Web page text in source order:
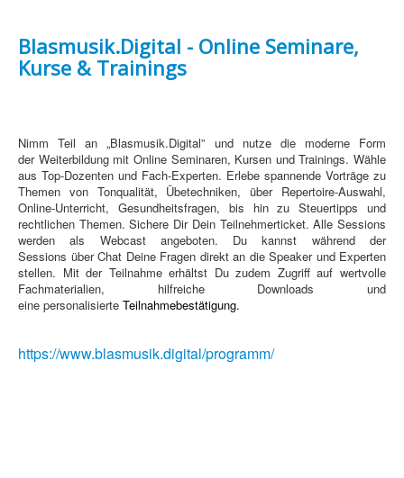
Blasmusik.Digital - Online Seminare,
Kurse & Trainings
Nimm Teil an „Blasmusik.Digital” und nutze die moderne Form
der Weiterbildung mit Online Seminaren, Kursen und Trainings. Wähle
aus Top-Dozenten und Fach-Experten. Erlebe spannende Vorträge zu
Themen von Tonqualität, Übetechniken, über Repertoire-Auswahl,
Online-Unterricht, Gesundheitsfragen, bis hin zu Steuertipps und
rechtlichen Themen. Sichere Dir Dein Teilnehmerticket. Alle Sessions
werden als Webcast angeboten. Du kannst während der
Sessions über Chat Deine Fragen direkt an die Speaker und Experten
stellen. Mit der Teilnahme erhältst Du zudem Zugriff auf wertvolle
Fachmaterialien, hilfreiche Downloads und
eine personalisierte Teilnahmebestätigung.
https://www.blasmusik.digital/programm/